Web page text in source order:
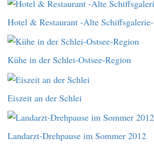
Hotel & Restaurant -Alte Schiffsgalerie-
Kühe in der Schlei-Ostsee-Region
Eiszeit an der Schlei
Landarzt-Drehpause im Sommer 2012